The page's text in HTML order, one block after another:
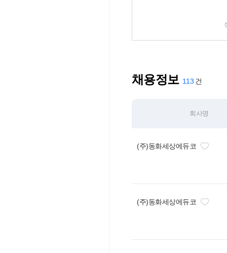
채용정보 113
회사명
(주)동화세상에듀코
(주)동화세상에듀코